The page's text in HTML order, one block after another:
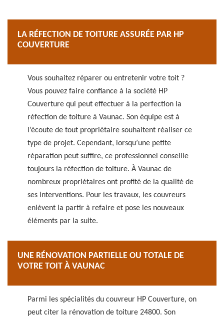
LA RÉFECTION DE TOITURE ASSURÉE PAR HP
COUVERTURE
Vous souhaitez réparer ou entretenir votre toit ?
Vous pouvez faire confiance à la société HP
Couverture qui peut effectuer à la perfection la
réfection de toiture à Vaunac. Son équipe est à
l’écoute de tout propriétaire souhaitent réaliser ce
type de projet. Cependant, lorsqu’une petite
réparation peut suffire, ce professionnel conseille
toujours la réfection de toiture. À Vaunac de
nombreux propriétaires ont profité de la qualité de
ses interventions. Pour les travaux, les couvreurs
enlèvent la partir à refaire et pose les nouveaux
éléments par la suite.
UNE RÉNOVATION PARTIELLE OU TOTALE DE
VOTRE TOIT À VAUNAC
Parmi les spécialités du couvreur HP Couverture, on
peut citer la rénovation de toiture 24800. Son